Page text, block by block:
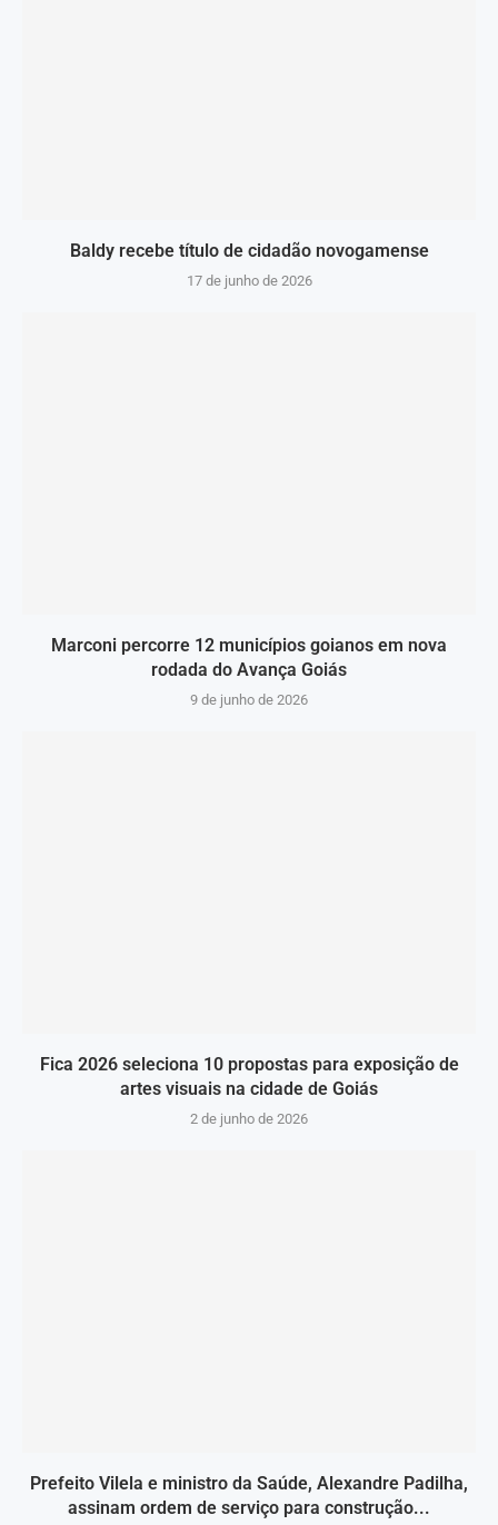
Baldy recebe título de cidadão novogamense
17 de junho de 2026
Marconi percorre 12 municípios goianos em nova
rodada do Avança Goiás
9 de junho de 2026
Fica 2026 seleciona 10 propostas para exposição de
artes visuais na cidade de Goiás
2 de junho de 2026
Prefeito Vilela e ministro da Saúde, Alexandre Padilha,
assinam ordem de serviço para construção...